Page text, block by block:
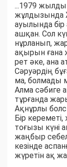
...1979
жұлдызында
ауылында бір
ашқан. Сол
нұрланып,
ақырын ғана
рет әке, ана
Сәруәрдің
ма, болмады
Алма сәбиге
тұрғанда
Ақнұрлы
Бір
тоғызы
жаңбыр
кезінде
жүретін ақ